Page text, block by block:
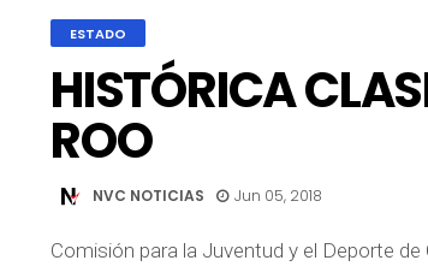
ESTADO
HISTÓRICA
ROO
NVC NOTICIAS Jun 05, 2018
Comisión para la Juventud y el Deporte